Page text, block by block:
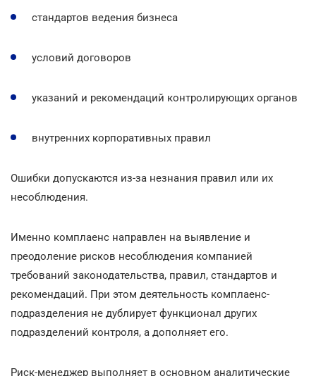
стандартов ведения бизнеса
условий договоров
указаний и рекомендаций контролирующих органов
внутренних корпоративных правил
Ошибки допускаются из-за незнания правил или их
несоблюдения.
Именно комплаенс направлен на выявление и
преодоление рисков несоблюдения компанией
требований законодательства, правил, стандартов и
рекомендаций. При этом деятельность комплаенс-
подразделения не дублирует функционал других
подразделений контроля, а дополняет его.
Риск-менеджер выполняет в основном аналитические